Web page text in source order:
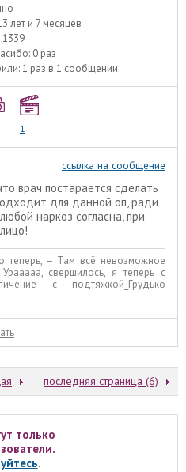
лет и 7 месяцев
1339
0 раз
1 раз в 1 сообщении
1
ссылка на сообщение
врач постарается сделать
для данной оп, ради
наркоз согласна, при
теперь, – Там всё невозможное
свершилось, я теперь с
с подтяжкой_Грудько
последняя страница (6)
только
.